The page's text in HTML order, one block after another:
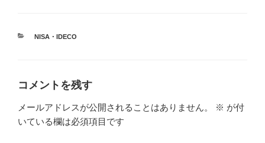
カ
NISA・IDECO
コメントを残す
メールアドレスが公開されることはありません。 ※ が付
いている欄は必須項目です